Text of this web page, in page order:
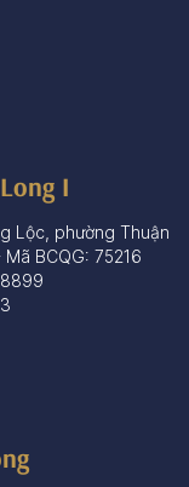
I
Lộc, phường Thuận
BCQG: 75216